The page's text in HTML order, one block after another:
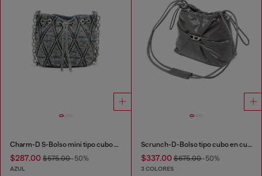
Charm-D S-Bolso mini tipo cubo en denim acolchado con motivo argyle
$287.00 $575.00-50%
AZUL
Scrunch-D-Bolso tipo cubo en cuero arrugado y brillante
$337.00$675.00-50%
3 COLORES